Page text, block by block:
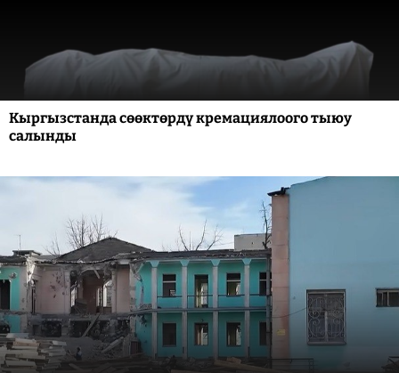
Кыргызстанда сөөктөрдү кремациялоого тыюу
салынды